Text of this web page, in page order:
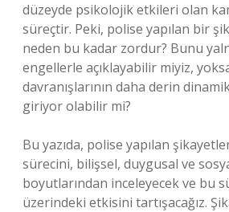
düzeyde psikolojik etkileri olan
süreçtir. Peki, polise yapılan bir
neden bu kadar zordur? Bunu
engellerle açıklayabilir miyiz,
davranışlarının daha derin
giriyor olabilir mi?
Bu yazıda, polise yapılan
sürecini, bilişsel, duygusal ve
boyutlarından inceleyecek ve bu
üzerindeki etkisini tartışacağız.